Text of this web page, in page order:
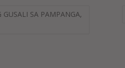
SA PAMPANGA,